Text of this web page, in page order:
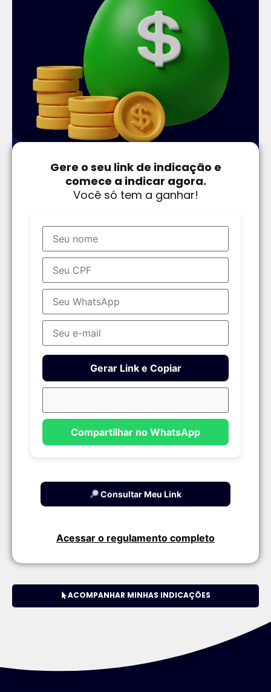
Gere o seu link de indicação e
comece a indicar agora.
Você só tem a ganhar!
Gerar Link e Copiar
Compartilhar no WhatsApp
Consultar Meu Link
Acessar o regulamento completo
ACOMPANHAR MINHAS INDICAÇÕES